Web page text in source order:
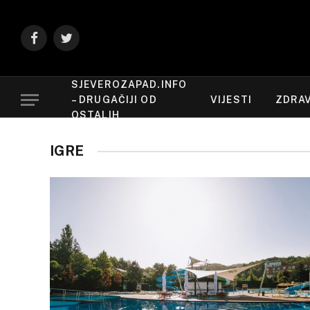
FacebookTwitter
SJEVEROZAPAD.INFO
– DRUGAČIJI OD
OSTALIH
VIJESTI
IGRE